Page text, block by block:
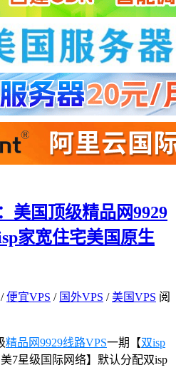
美国顶级精品网9929
家宽住宅美国原生
/便宜VPS / 国外VPS /美国VPS 阅
精品网9929线路VPS一期【双isp
7星级国际网络】默认分配双isp